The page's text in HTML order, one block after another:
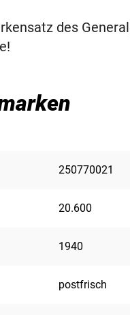
des
250770021
20.600
1940
postfrisch